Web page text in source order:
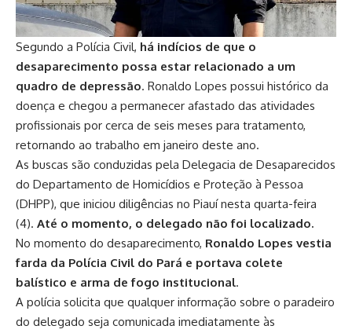
Segundo a Polícia Civil, há indícios de que o
desaparecimento possa estar relacionado a um
quadro de depressão. Ronaldo Lopes possui histórico da
doença e chegou a permanecer afastado das atividades
profissionais por cerca de seis meses para tratamento,
retornando ao trabalho em janeiro deste ano.
As buscas são conduzidas pela Delegacia de Desaparecidos
do Departamento de Homicídios e Proteção à Pessoa
(DHPP), que iniciou diligências no Piauí nesta quarta-feira
(4). Até o momento, o delegado não foi localizado.
No momento do desaparecimento, Ronaldo Lopes vestia
farda da Polícia Civil do Pará e portava colete
balístico e arma de fogo institucional.
A polícia solicita que qualquer informação sobre o paradeiro
do delegado seja comunicada imediatamente às